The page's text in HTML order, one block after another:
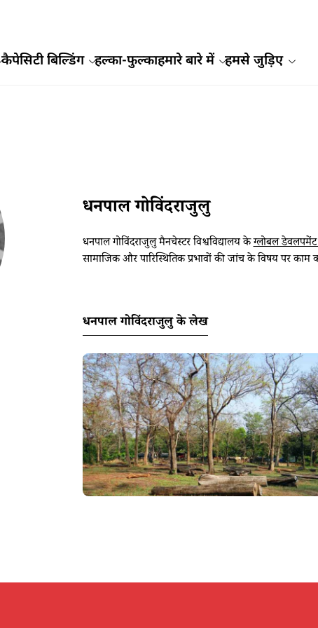
कैपेसिटी बिल्डिंग हल्का-फुल्काहमारे बारे में हमसे जुड़िए
धनपाल गोविंदराजुलु
धनपाल गोविंदराजुलु मैनचेस्टर विश्वविद्यालय केग्लोबल डेवलपमेंट
सामाजिक और पारिस्थितिक प्रभावों की जांच के विषय पर काम
धनपाल गोविंदराजुलु के लेख